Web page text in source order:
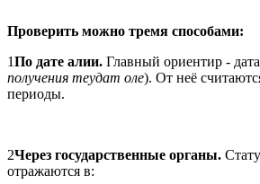
Проверить можно тремя способами:
1По дате алии. Главный ориентир -
получения теудат оле). От неё
периоды.
2Через государственные органы.
отражаются в: